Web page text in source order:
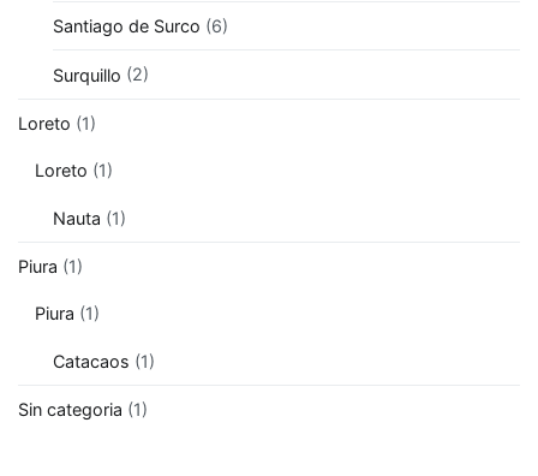
Santiago de Surco (6)
Surquillo (2)
Loreto (1)
Loreto (1)
Nauta (1)
Piura (1)
Piura (1)
Catacaos (1)
Sin categoria (1)